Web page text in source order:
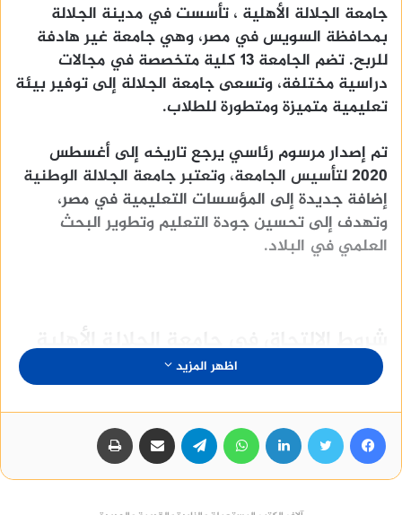
جامعة الجلالة الأهلية ، تأسست في مدينة الجلالة
بمحافظة السويس في مصر، وهي جامعة غير هادفة
للربح. تضم الجامعة 13 كلية متخصصة في مجالات
دراسية مختلفة، وتسعى جامعة الجلالة إلى توفير بيئة
تعليمية متميزة ومتطورة للطلاب.
تم إصدار مرسوم رئاسي يرجع تاريخه إلى أغسطس
2020 لتأسيس الجامعة، وتعتبر جامعة الجلالة الوطنية
إضافة جديدة إلى المؤسسات التعليمية في مصر،
وتهدف إلى تحسين جودة التعليم وتطوير البحث
العلمي في البلاد.
شروط الإلتحاق فى جامعة الجلالة الأهلية
تتطلب عملية التقديم في جامعة الجلاله الاهلية
قبول الكلية لحملة شهادة الثانوية العامة أو ما
يعادلها من شهادات عربية أو أجنبية، مثل الشهادة
اظهر المزيد